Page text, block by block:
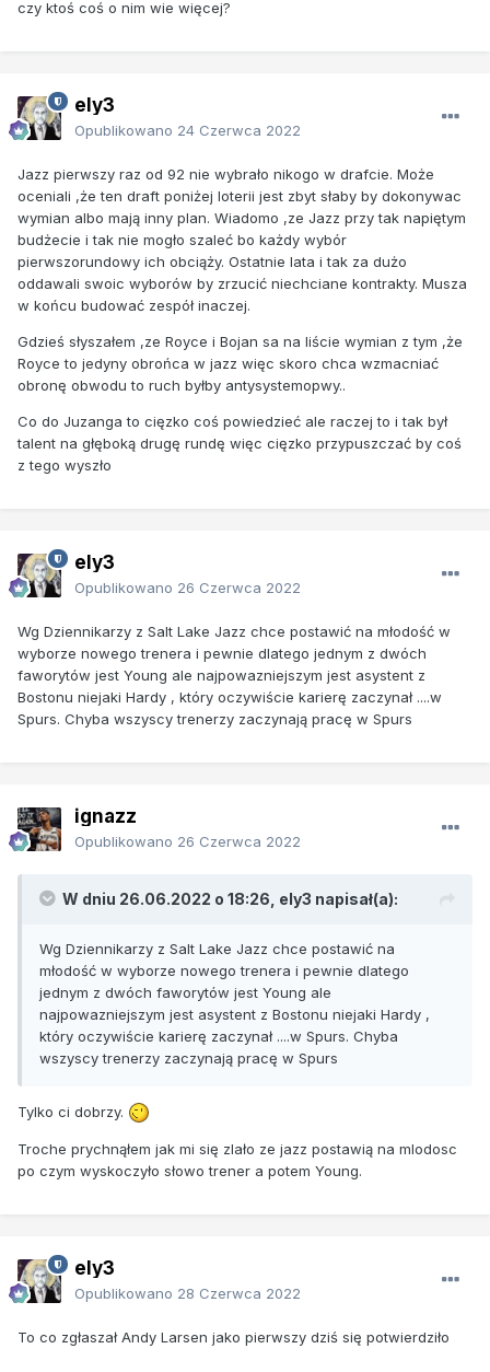
czy ktoś coś o nim wie więcej?
ely3
Opublikowano 24 Czerwca 2022
Jazz pierwszy raz od 92 nie wybrało nikogo w drafcie. Może
oceniali ,że ten draft poniżej loterii jest zbyt słaby by dokonywac
wymian albo mają inny plan. Wiadomo ,ze Jazz przy tak napiętym
budżecie i tak nie mogło szaleć bo każdy wybór
pierwszorundowy ich obciąży. Ostatnie lata i tak za dużo
oddawali swoic wyborów by zrzucić niechciane kontrakty. Musza
w końcu budować zespół inaczej.
Gdzieś słyszałem ,ze Royce i Bojan sa na liście wymian z tym ,że
Royce to jedyny obrońca w jazz więc skoro chca wzmacniać
obronę obwodu to ruch byłby antysystemopwy..
Co do Juzanga to cięzko coś powiedzieć ale raczej to i tak był
talent na głęboką drugę rundę więc cięzko przypuszczać by coś
z tego wyszło
ely3
Opublikowano 26 Czerwca 2022
Wg Dziennikarzy z Salt Lake Jazz chce postawić na młodość w
wyborze nowego trenera i pewnie dlatego jednym z dwóch
faworytów jest Young ale najpowazniejszym jest asystent z
Bostonu niejaki Hardy , który oczywiście karierę zaczynał ....w
Spurs. Chyba wszyscy trenerzy zaczynają pracę w Spurs
ignazz
Opublikowano 26 Czerwca 2022
W dniu 26.06.2022 o 18:26, ely3 napisał(a):
Wg Dziennikarzy z Salt Lake Jazz chce postawić na
młodość w wyborze nowego trenera i pewnie dlatego
jednym z dwóch faworytów jest Young ale
najpowazniejszym jest asystent z Bostonu niejaki Hardy ,
który oczywiście karierę zaczynał ....w Spurs. Chyba
wszyscy trenerzy zaczynają pracę w Spurs
Tylko ci dobrzy.
Troche prychnąłem jak mi się zlało ze jazz postawią na mlodosc
po czym wyskoczyło słowo trener a potem Young.
ely3
Opublikowano 28 Czerwca 2022
To co zgłaszał Andy Larsen jako pierwszy dziś się potwierdziło